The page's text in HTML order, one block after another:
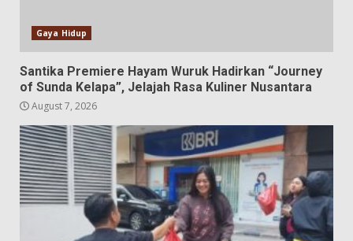
Gaya Hidup
Santika Premiere Hayam Wuruk Hadirkan “Journey
of Sunda Kelapa”, Jelajah Rasa Kuliner Nusantara
August 7, 2026